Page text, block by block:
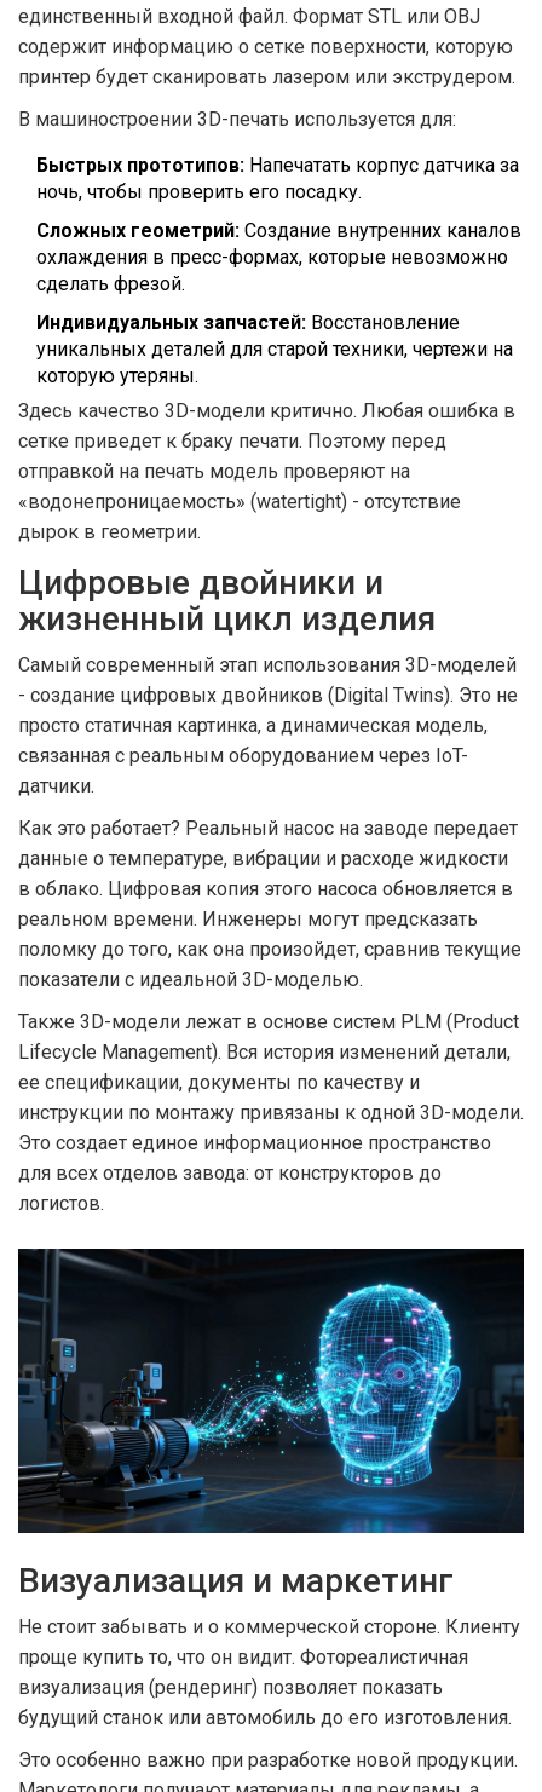
единственный входной файл. Формат STL или OBJ
содержит информацию о сетке поверхности, которую
принтер будет сканировать лазером или экструдером.
В машиностроении 3D-печать используется для:
Быстрых прототипов: Напечатать корпус датчика за
ночь, чтобы проверить его посадку.
Сложных геометрий: Создание внутренних каналов
охлаждения в пресс-формах, которые невозможно
сделать фрезой.
Индивидуальных запчастей: Восстановление
уникальных деталей для старой техники, чертежи на
которую утеряны.
Здесь качество 3D-модели критично. Любая ошибка в
сетке приведет к браку печати. Поэтому перед
отправкой на печать модель проверяют на
«водонепроницаемость» (watertight) - отсутствие
дырок в геометрии.
Цифровые двойники и
жизненный цикл изделия
Самый современный этап использования 3D-моделей
- создание цифровых двойников (Digital Twins). Это не
просто статичная картинка, а динамическая модель,
связанная с реальным оборудованием через IoT-
датчики.
Как это работает? Реальный насос на заводе передает
данные о температуре, вибрации и расходе жидкости
в облако. Цифровая копия этого насоса обновляется в
реальном времени. Инженеры могут предсказать
поломку до того, как она произойдет, сравнив текущие
показатели с идеальной 3D-моделью.
Также 3D-модели лежат в основе систем PLM (Product
Lifecycle Management). Вся история изменений детали,
ее спецификации, документы по качеству и
инструкции по монтажу привязаны к одной 3D-модели.
Это создает единое информационное пространство
для всех отделов завода: от конструкторов до
логистов.
Визуализация и маркетинг
Не стоит забывать и о коммерческой стороне. Клиенту
проще купить то, что он видит. Фотореалистичная
визуализация (рендеринг) позволяет показать
будущий станок или автомобиль до его изготовления.
Это особенно важно при разработке новой продукции.